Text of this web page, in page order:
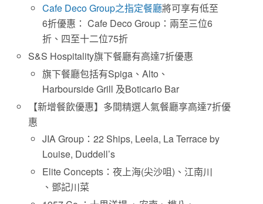
Cafe Deco Group之指定餐廳將可享有低至
6折優惠： Cafe Deco Group：兩至三位6
折、四至十二位75折
S&S Hospitality旗下餐廳有高達7折優惠
旗下餐廳包括有Spiga、Alto、
Harbourside Grill 及Boticario Bar
【新增餐飲優惠】多間精選人氣餐廳享高達7折優
惠
JIA Group：22 Ships, Leela, La Terrace by
Louise, Duddell’s
Elite Concepts：夜上海(尖沙咀)、江南川
、鄧記川菜